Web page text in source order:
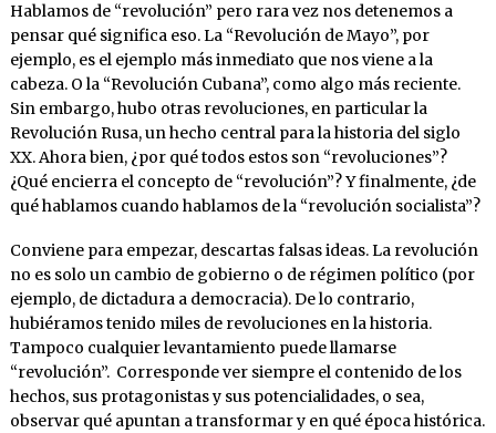
Hablamos de “revolución” pero rara vez nos detenemos a
pensar qué significa eso. La “Revolución de Mayo”, por
ejemplo, es el ejemplo más inmediato que nos viene a la
cabeza. O la “Revolución Cubana”, como algo más reciente.
Sin embargo, hubo otras revoluciones, en particular la
Revolución Rusa, un hecho central para la historia del siglo
XX. Ahora bien, ¿por qué todos estos son “revoluciones”?
¿Qué encierra el concepto de “revolución”? Y finalmente, ¿de
qué hablamos cuando hablamos de la “revolución socialista”?
Conviene para empezar, descartas falsas ideas. La revolución
no es solo un cambio de gobierno o de régimen político (por
ejemplo, de dictadura a democracia). De lo contrario,
hubiéramos tenido miles de revoluciones en la historia.
Tampoco cualquier levantamiento puede llamarse
“revolución”. Corresponde ver siempre el contenido de los
hechos, sus protagonistas y sus potencialidades, o sea,
observar qué apuntan a transformar y en qué época histórica.